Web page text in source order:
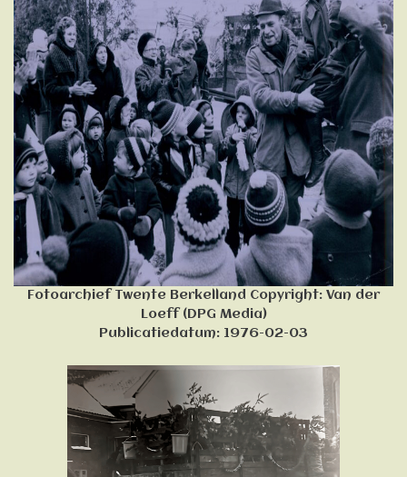
Fotoarchief Twente Berkelland Copyright: Van der
Loeff (DPG Media)
Publicatiedatum: 1976-02-03